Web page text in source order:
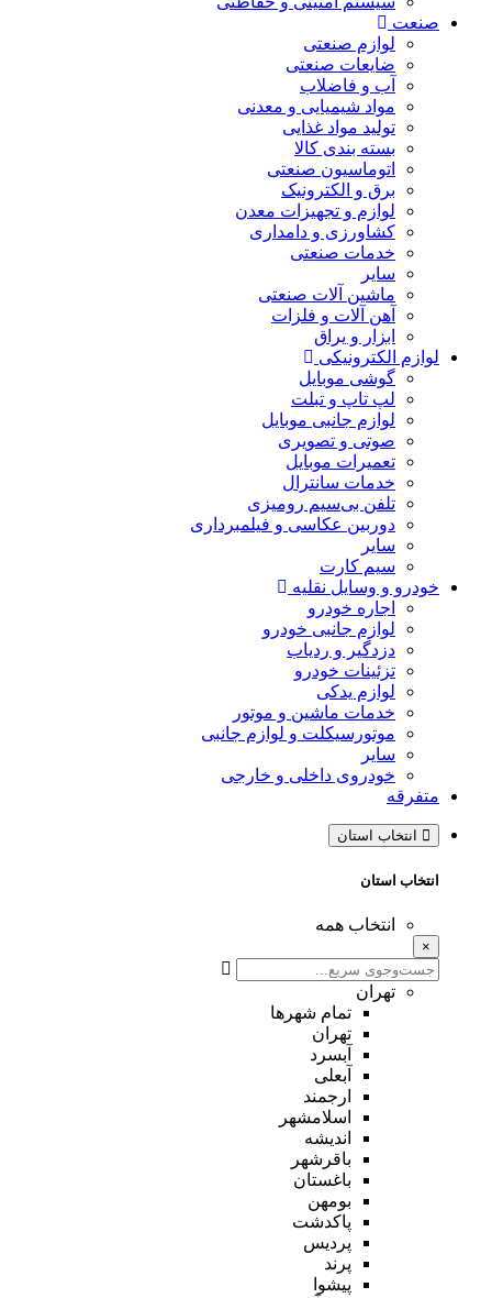
صنعت
لوازم صنعتی
ضایعات صنعتی
آب و فاضلاب
مواد شیمیایی و معدنی
تولید مواد غذایی
بسته بندی کالا
اتوماسیون صنعتی
برق و الکترونیک
لوازم و تجهیزات معدن
کشاورزی و دامداری
خدمات صنعتی
سایر
ماشین آلات صنعتی
آهن آلات و فلزات
ابزار و یراق
لوازم الکترونیکی
گوشی موبایل
لپ تاپ و تبلت
لوازم جانبی موبایل
صوتی و تصویری
تعمیرات موبایل
خدمات سانترال
تلفن بی‌سیم رومیزی
دوربین عکاسی و فیلمبرداری
سایر
سیم کارت
خودرو و وسایل نقلیه
اجاره خودرو
لوازم جانبی خودرو
دزدگیر و ردیاب
تزئینات خودرو
لوازم یدکی
خدمات ماشین و موتور
موتورسیکلت و لوازم جانبی
سایر
خودروی داخلی و خارجی
متفرقه
انتخاب استان
انتخاب استان
انتخاب همه
×
تهران
تمام شهر‌ها
تهران
آبسرد
آبعلی
ارجمند
اسلامشهر
اندیشه
باقرشهر
باغستان
بومهن
پاکدشت
پردیس
پرند
پیشوا